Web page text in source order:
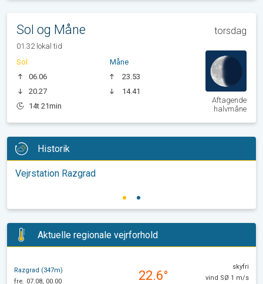
Sol og Måne torsdag
01.32 lokal tid
Sol
06.06
20.27
14t 21min
Måne
23.53
14.41
Aftagende
halvmåne
Historik
Vejrstation Razgrad
Aktuelle regionale vejrforhold
Razgrad (347m)
fre. 07.08, 00.00
22.6°
skyfri
vind SØ 1 m/s